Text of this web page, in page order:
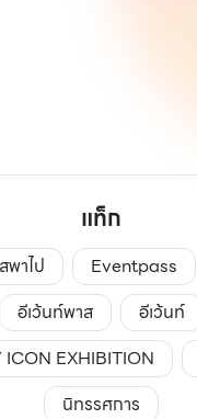
แท็ก
พาไป Eventpass
อีเว้นท์พาส
อีเว้นท์
ICON EXHIBITION
นิทรรศการ